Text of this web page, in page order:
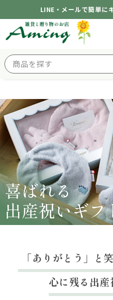
LINE・メールで簡単に
「ありがとう」と
心に残る出産